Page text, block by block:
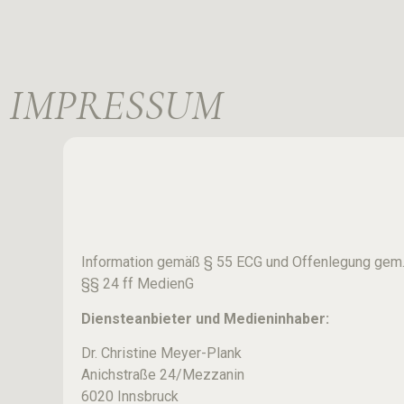
IMPRESSUM
Information gemäß § 55 ECG und Offenlegung gem.
§§ 24 ff MedienG
Diensteanbieter und Medieninhaber:
Dr. Christine Meyer-Plank
Anichstraße 24/Mezzanin
6020 Innsbruck